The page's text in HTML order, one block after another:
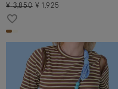
¥ 3,850 ¥ 1,925